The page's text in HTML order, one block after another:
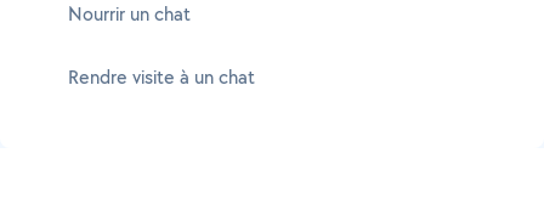
Nourrir un chat
Rendre visite à un chat